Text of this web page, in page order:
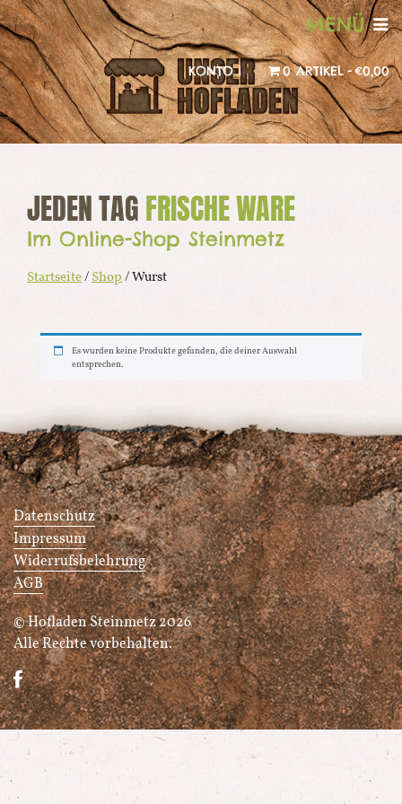
MENÜ
KONTO | 0 ARTIKEL €0,00
JEDEN TAGFRISCHE WARE
Im Online-Shop Steinmetz
Startseite/Shop/ Wurst
Es wurden keine Produkte gefunden, die deiner Auswahl
entsprechen.
Datenschutz
Impressum
Widerrufsbelehrung
AGB
© Hofladen Steinmetz 2026
Alle Rechte vorbehalten.